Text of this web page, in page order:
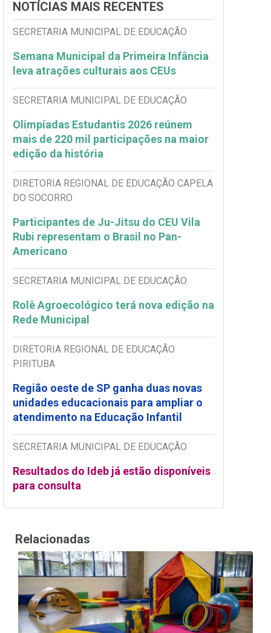
NOTÍCIAS MAIS RECENTES
SECRETARIA MUNICIPAL DE EDUCAÇÃO
Semana Municipal da Primeira Infância
leva atrações culturais aos CEUs
SECRETARIA MUNICIPAL DE EDUCAÇÃO
Olimpíadas Estudantis 2026 reúnem
mais de 220 mil participações na maior
edição da história
DIRETORIA REGIONAL DE EDUCAÇÃO CAPELA
DO SOCORRO
Participantes de Ju-Jitsu do CEU Vila
Rubi representam o Brasil no Pan-
Americano
SECRETARIA MUNICIPAL DE EDUCAÇÃO
Rolê Agroecológico terá nova edição na
Rede Municipal
DIRETORIA REGIONAL DE EDUCAÇÃO
PIRITUBA
Região oeste de SP ganha duas novas
unidades educacionais para ampliar o
atendimento na Educação Infantil
SECRETARIA MUNICIPAL DE EDUCAÇÃO
Resultados do Ideb já estão disponíveis
para consulta
Relacionadas